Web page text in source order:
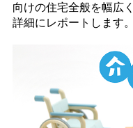
向けの住宅全般を幅広
詳細にレポートします。